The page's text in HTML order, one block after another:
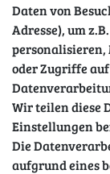
Sicher
Daten von
Adresse), um
oder Zugriffe
Wir teilen diese
Einstellungen
Die
aufgrund eines